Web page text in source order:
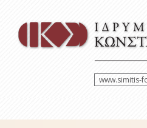
www.simitis-